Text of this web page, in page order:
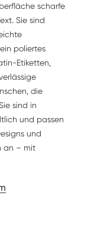
scharfe
Sie sind
poliertes
Etiketten,
die
sind in
und passen
und
an – mit